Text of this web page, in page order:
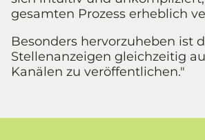
gesamten Prozess erheblich
Besonders hervorzuheben ist
Stellenanzeigen gleichzeitig
Kanälen zu veröffentlichen."